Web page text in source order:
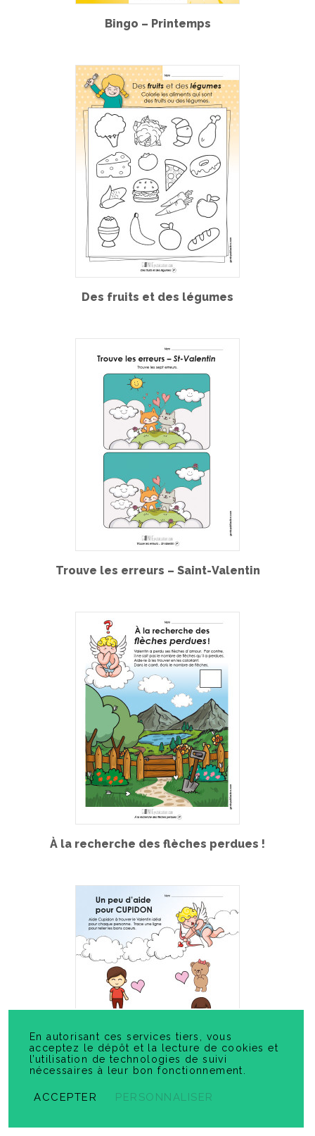
Bingo – Printemps
Des fruits et des légumes
Trouve les erreurs – Saint-Valentin
À la recherche des flèches perdues !
En autorisant ces services tiers, vous
acceptez le dépôt et la lecture de cookies et
l’utilisation de technologies de suivi
nécessaires à leur bon fonctionnement.
ACCEPTER PERSONNALISER